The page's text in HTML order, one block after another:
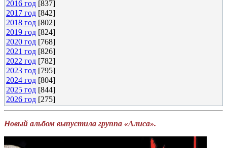
2016 год [837]
2017 год [842]
2018 год [802]
2019 год [824]
2020 год [768]
2021 год [826]
2022 год [782]
2023 год [795]
2024 год [804]
2025 год [844]
2026 год [275]
Новый альбом выпустила группа «Алиса».